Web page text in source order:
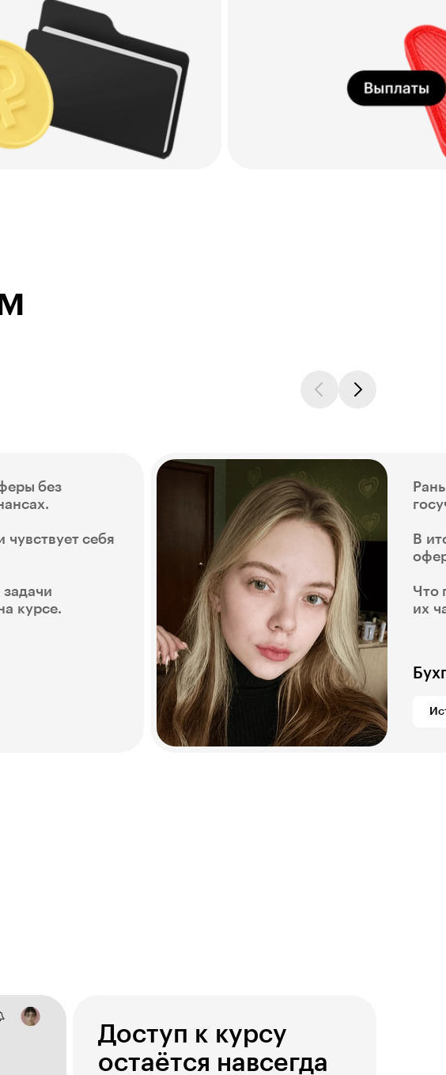
без
чувствует себя
курсе.
В
Что
их
Доступ к курсу
остаётся навсегда